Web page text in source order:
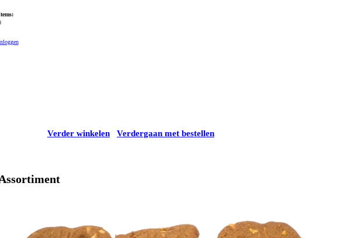
Verder winkelen Verdergaan met bestellen